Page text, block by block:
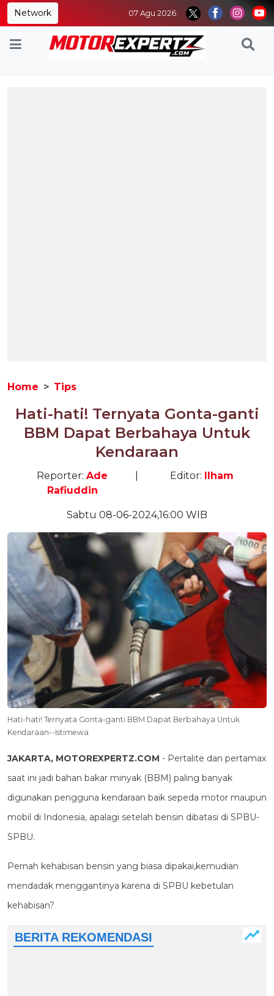
Network 07 Agu 2026
Home Tips
Hati-hati! Ternyata Gonta-ganti
BBM Dapat Berbahaya Untuk
Kendaraan
Reporter: Ade
Rafiuddin
Editor: Ilham
Sabtu 08-06-2024,16:00 WIB
Hati-hati! Ternyata Gonta-ganti BBM Dapat Berbahaya Untuk
Kendaraan--Istimewa
JAKARTA, MOTOREXPERTZ.COM - Pertalite dan pertamax
saat ini jadi bahan bakar minyak (BBM) paling banyak
digunakan pengguna kendaraan baik sepeda motor maupun
mobil di Indonesia, apalagi setelah bensin dibatasi di SPBU-
SPBU.
Pernah kehabisan bensin yang biasa dipakai,kemudian
mendadak menggantinya karena di SPBU kebetulan
kehabisan?